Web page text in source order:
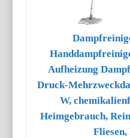
Aufheizung
Druck-
W,
Heimgebrauch,
Fliesen,